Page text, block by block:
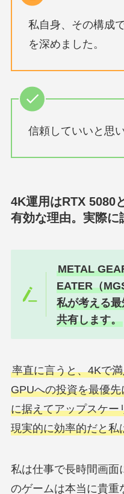
私自身、その構成
を深めました。
信頼していいと思い
4K運用はRTX 5080
有効な理由。実際に
METAL
EATER（
私が考える
共有します。
率直に言うと、4Kで
GPUへの投資を最優
に据えてアップスケー
現実的に効率的だと私
私は仕事で長時間画面
のゲームは本当に貴重